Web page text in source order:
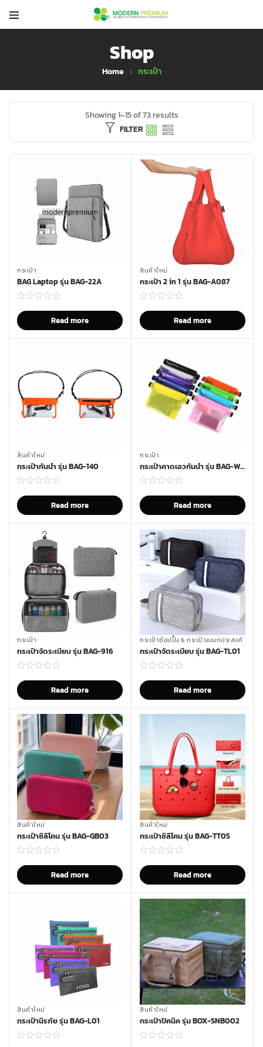
Shop
Home กระเป๋า
Showing 1–15 of 73 results
FILTER
กระเป๋า
BAG Laptop รุ่น BAG-22A
Read more
สินค้าใหม่
กระเป๋า 2 in 1 รุ่น BAG-A087
Read more
สินค้าใหม่
กระเป๋ากันน้ำ รุ่น BAG-140
Read more
กระเป๋า
กระเป๋าคาดเอวกันน้ำ รุ่น BAG-WT03
Read more
กระเป๋า
กระเป๋าจัดระเบียบ รุ่น BAG-916
Read more
กระเป๋าช้อปปิิ้ง & กระเป๋าอเนกประสงค์
กระเป๋าจัดระเบียบ รุ่น BAG-TL01
Read more
สินค้าใหม่
กระเป๋าซิลิโคน รุ่น BAG-GB03
Read more
สินค้าใหม่
กระเป๋าซิลิโคน รุ่น BAG-TT05
Read more
สินค้าใหม่
กระเป๋านิรภัย รุ่น BAG-L01
สินค้าใหม่
กระเป๋าปิคนิค รุ่น BOX-SNB002